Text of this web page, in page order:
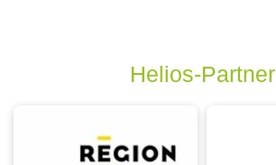
Helios-Partner